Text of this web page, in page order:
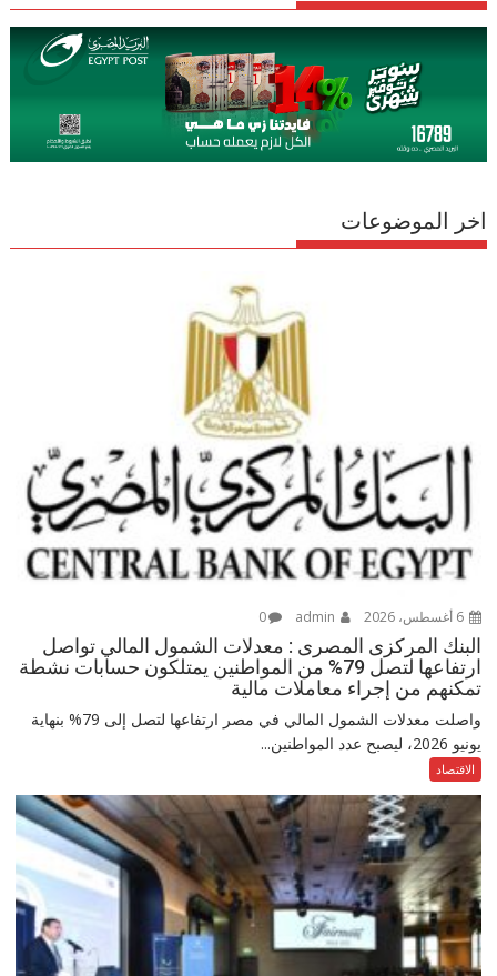
اخر الموضوعات
6 أغسطس، 2026 0
البنك المركزى المصرى : معدلات الشمول المالي تواصل
ارتفاعها لتصل 79% من المواطنين يمتلكون حسابات نشطة
تمكنهم من إجراء معاملات مالية
واصلت معدلات الشمول المالي في مصر ارتفاعها لتصل إلى 79% بنهاية
يونيو 2026، ليصبح عدد المواطنين...
الاقتصاد